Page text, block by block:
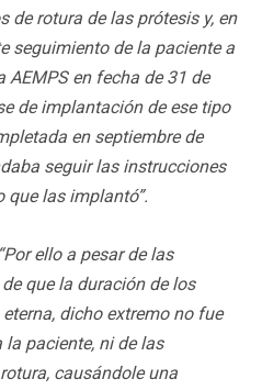
de rotura de las prótesis y, en
seguimiento de la paciente a
en fecha de 31 de
de implantación de ese tipo
en septiembre de
seguir las instrucciones
que las implantó”.
“Por ello a pesar de las
que la duración de los
dicho extremo no fue
paciente, ni de las
causándole una